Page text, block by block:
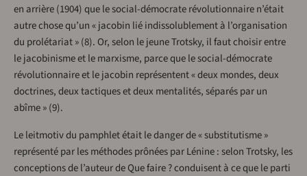
en arrière (1904) que le social-démocrate révolutionnaire n’était
autre chose qu’un « jacobin lié indissolublement à l’organisation
du prolétariat » (8). Or, selon le jeune Trotsky, il faut choisir entre
le jacobinisme et le marxisme, parce que le social-démocrate
révolutionnaire et le jacobin représentent « deux mondes, deux
doctrines, deux tactiques et deux mentalités, séparés par un
abîme » (9).
Le leitmotiv du pamphlet était le danger de « substitutisme »
représenté par les méthodes prônées par Lénine : selon Trotsky, les
conceptions de l’auteur de Que faire ? conduisent à ce que le parti